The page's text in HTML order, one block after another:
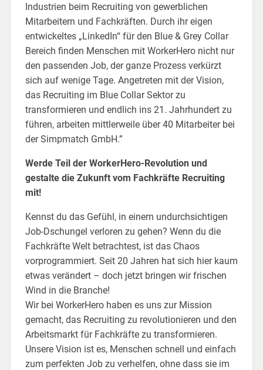
Industrien beim Recruiting von gewerblichen
Mitarbeitern und Fachkräften. Durch ihr eigen
entwickeltes „LinkedIn“ für den Blue & Grey Collar
Bereich finden Menschen mit WorkerHero nicht nur
den passenden Job, der ganze Prozess verkürzt
sich auf wenige Tage. Angetreten mit der Vision,
das Recruiting im Blue Collar Sektor zu
transformieren und endlich ins 21. Jahrhundert zu
führen, arbeiten mittlerweile über 40 Mitarbeiter bei
der Simpmatch GmbH.”
Werde Teil der WorkerHero-Revolution und
gestalte die Zukunft vom Fachkräfte Recruiting
mit!
Kennst du das Gefühl, in einem undurchsichtigen
Job-Dschungel verloren zu gehen? Wenn du die
Fachkräfte Welt betrachtest, ist das Chaos
vorprogrammiert. Seit 20 Jahren hat sich hier kaum
etwas verändert – doch jetzt bringen wir frischen
Wind in die Branche!
Wir bei WorkerHero haben es uns zur Mission
gemacht, das Recruiting zu revolutionieren und den
Arbeitsmarkt für Fachkräfte zu transformieren.
Unsere Vision ist es, Menschen schnell und einfach
zum perfekten Job zu verhelfen, ohne dass sie im